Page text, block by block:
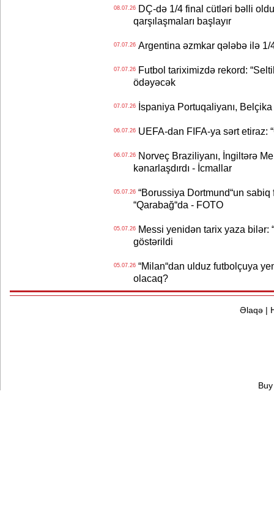
08.07.26DÇ-də 1/4 final cütləri bəlli
qarşılaşmaları başlayır
07.07.26Argentina əzmkar qələbə ilə 1/
07.07.26Futbol tariximizdə rekord:
ödəyəcək
07.07.26İspaniya Portuqaliyanı, Belçika
06.07.26UEFA-dan FIFA-ya sərt etiraz:
06.07.26Norveç Braziliyanı, İngiltərə
kənarlaşdırdı - İcmallar
05.07.26“Borussiya Dortmund“un sabiq
“Qarabağ“da - FOTO
05.07.26Messi yenidən tarix yaza bilər:
göstərildi
05.07.26“Milan“dan ulduz futbolçuya
olacaq?
Əlaqə|